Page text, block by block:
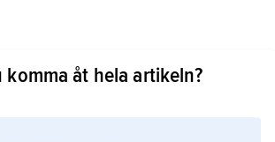
Steffens: 1773–1811
komma åt hela artikeln?